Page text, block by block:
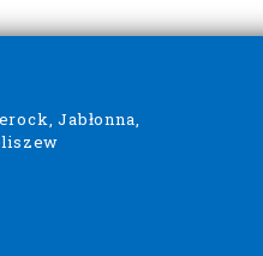
Jabłonna,